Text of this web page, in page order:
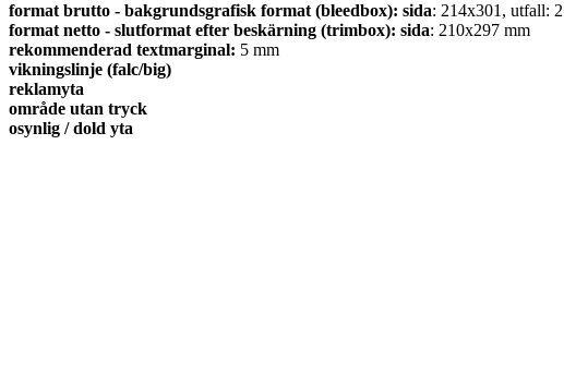
format brutto - bakgrundsgrafisk format (bleedbox): sida: 214x301, utfall: 2
format netto - slutformat efter beskärning (trimbox): sida: 210x297 mm
rekommenderad textmarginal: 5 mm
vikningslinje (falc/big)
reklamyta
område utan tryck
osynlig / dold yta